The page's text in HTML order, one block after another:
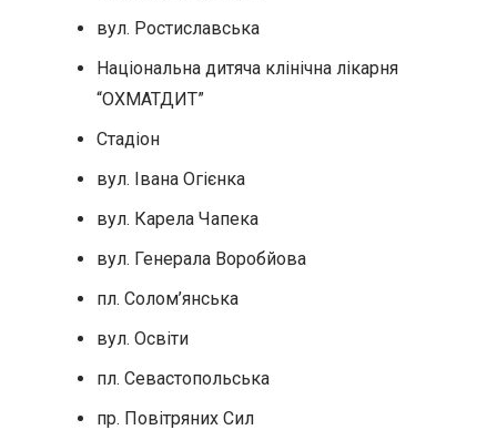
вул. Ростиславська
Національна дитяча клінічна лікарня
“ОХМАТДИТ”
Стадіон
вул. Івана Огієнка
вул. Карела Чапека
вул. Генерала Воробйова
пл. Солом’янська
вул. Освіти
пл. Севастопольська
пр. Повітряних Сил